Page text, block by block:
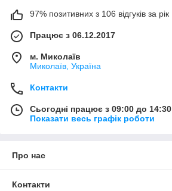
97% позитивних з 106 відгуків за рік
Працює з 06.12.2017
м. Миколаїв
Миколаїв, Україна
Контакти
Сьогодні працює з 09:00 до 14:30
Показати весь графік роботи
Про нас
Контакти